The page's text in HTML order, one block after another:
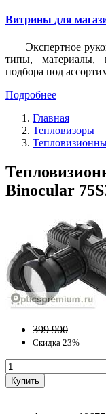
Витрины для
Экспертное
типы, материалы,
подбора под
Подробнее
Главная
Тепловизоры
Binocular
399 900
Скидка 23%